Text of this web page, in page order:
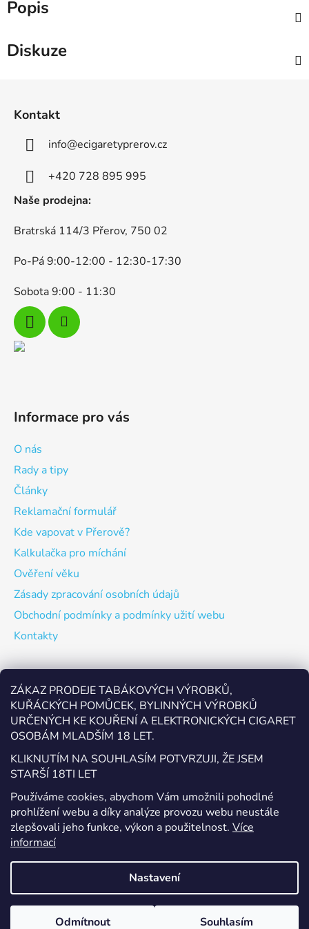
ZÁKAZ PRODEJE TABÁKOVÝCH VÝROBKŮ,
KUŘÁCKÝCH POMŮCEK, BYLINNÝCH VÝROBKŮ
URČENÝCH KE KOUŘENÍ A ELEKTRONICKÝCH CIGARET
OSOBÁM MLADŠÍM 18 LET.
KLIKNUTÍM NA SOUHLASÍM POTVRZUJI, ŽE JSEM
STARŠÍ 18TI LET
Používáme cookies, abychom Vám umožnili pohodlné
prohlížení webu a díky analýze provozu webu neustále
zlepšovali jeho funkce, výkon a použitelnost. Více
informací
Nastavení
Odmítnout Souhlasím
Popis
Diskuze
Kontakt
info@ecigaretyprerov.cz
+420 728 895 995
Naše prodejna:
Bratrská 114/3 Přerov, 750 02
Po-Pá 9:00-12:00 - 12:30-17:30
Sobota 9:00 - 11:30
Informace pro vás
O nás
Rady a tipy
Články
Reklamační formulář
Kde vapovat v Přerově?
Kalkulačka pro míchání
Ověření věku
Zásady zpracování osobních údajů
Obchodní podmínky a podmínky užití webu
Kontakty
Odebírat newsletter
Vložte svůj e-mail a my vám budeme zasílat informace o
nových produktech na našem e-shopu.
E-mail
Vložením e-mailu souhlasíte s
podmínkami ochrany
osobních údajů
PŘIHLÁSIT SE
Vytvořil Shoptet
Copyright 2026EcigaretyPřerov.cz. Všechna práva